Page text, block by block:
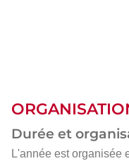
Durée et
L'année est organisée